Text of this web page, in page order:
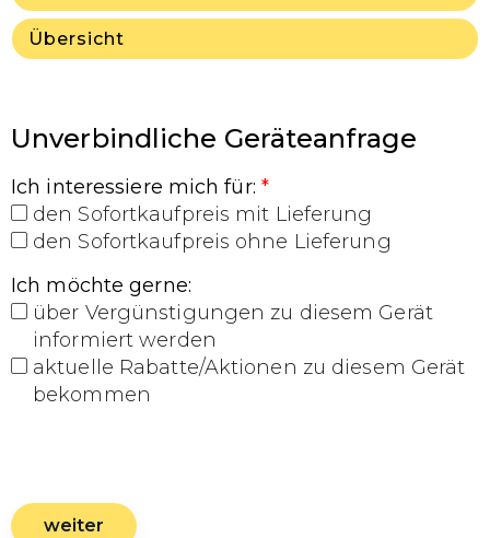
Übersicht
Unverbindliche Geräteanfrage
Ich interessiere mich für: *
den Sofortkaufpreis mit Lieferung
den Sofortkaufpreis ohne Lieferung
Ich möchte gerne:
über Vergünstigungen zu diesem Gerät
informiert werden
aktuelle Rabatte/Aktionen zu diesem Gerät
bekommen
weiter